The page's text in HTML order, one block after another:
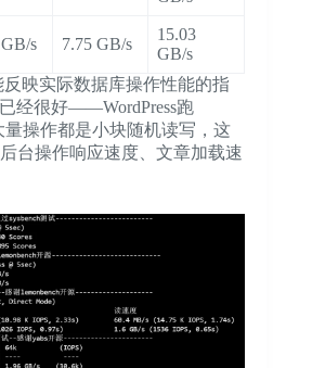
s 7.75 GB/s
15.03
GB/s
映实际数据库操作性能的指
经很好——WordPress跑
操作都是小块随机读写，这
台操作响应速度、文章加载速